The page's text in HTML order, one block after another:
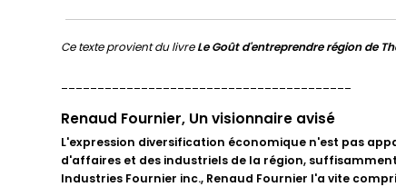
Ce texte provient du livreLe Goût d'entreprendre région de
Renaud Fournier, Un visionnaire avisé
L'expression diversification économique n'est pas
d'affaires et des industriels de la région,
Industries Fournier inc., Renaud Fournier l'a vite